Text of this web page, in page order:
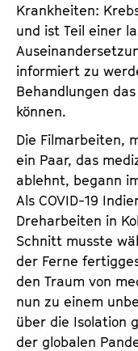
Krankheiten:
und ist Teil einer
informiert zu
Behandlungen
können.
Die Filmarbeiten,
ein Paar, das
ablehnt, begann
Als COVID-19
Dreharbeiten in
Schnitt musste
der Ferne
den Traum von
nun zu einem
über die Isolation
der globalen